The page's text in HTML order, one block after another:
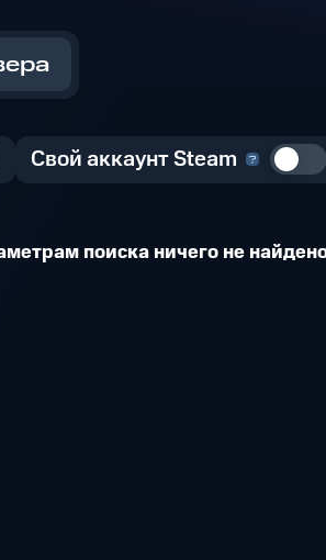
Свой аккаунт Steam
поиска ничего не